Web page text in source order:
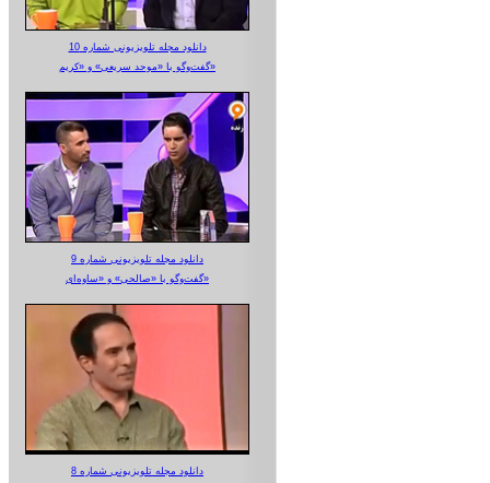
دانلود مجله تلویزیونی شماره 10
گفت‌وگو با «موحد سریعی» و «کریم»
دانلود مجله تلویزیونی شماره 9
گفت‌وگو با «صالحی» و «ساوه‌ای»
دانلود مجله تلویزیونی شماره 8